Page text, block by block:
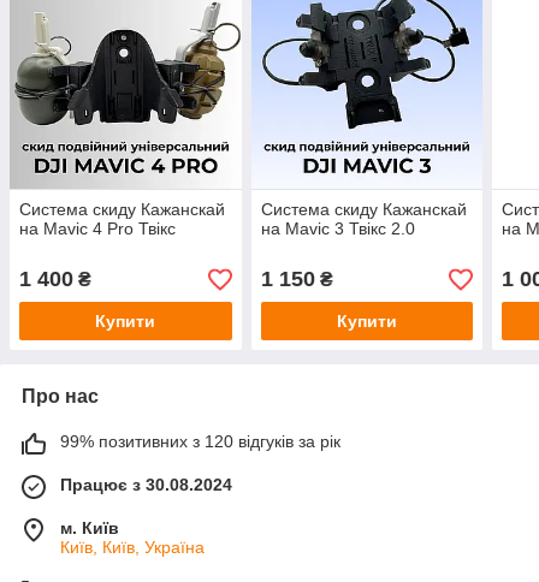
Система скиду Кажанскай
на Mavic 4 Pro Твікс
1 400 ₴
Купити
Система скиду Кажанскай
на Mavic 3 Твікс 2.0
1 150₴
Купити
на
1
Про нас
99% позитивних з 120 відгуків за рік
Працює з 30.08.2024
м. Київ
Київ, Київ, Україна